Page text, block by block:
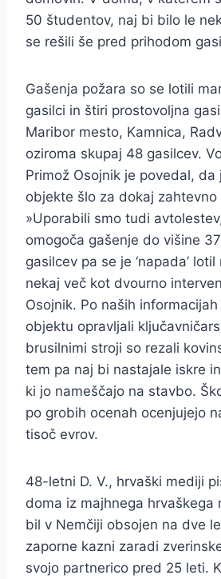
50 študentov, naj bi bilo le
se rešili še pred prihodom
Gašenja požara so se lotili
gasilci in štiri prostovoljna
Maribor mesto, Kamnica,
oziroma skupaj 48 gasilcev.
Primož Osojnik je povedal, da
objekte šlo za dokaj zahtevno
»Uporabili smo tudi
omogoča gašenje do višine
gasilcev pa se je ‘napada’
nekaj več kot dvourno
Osojnik. Po naših
objektu opravljali
brusilnimi stroji so rezali
tem pa naj bi nastajale iskre
ki jo nameščajo na stavbo.
po grobih ocenah ocenjujejo
tisoč evrov.
48-letni D. V., hrvaški mediji
doma iz majhnega hrvaškega
bil v Nemčiji obsojen na dve
zaporne kazni zaradi
svojo partnerico pred 25 leti.